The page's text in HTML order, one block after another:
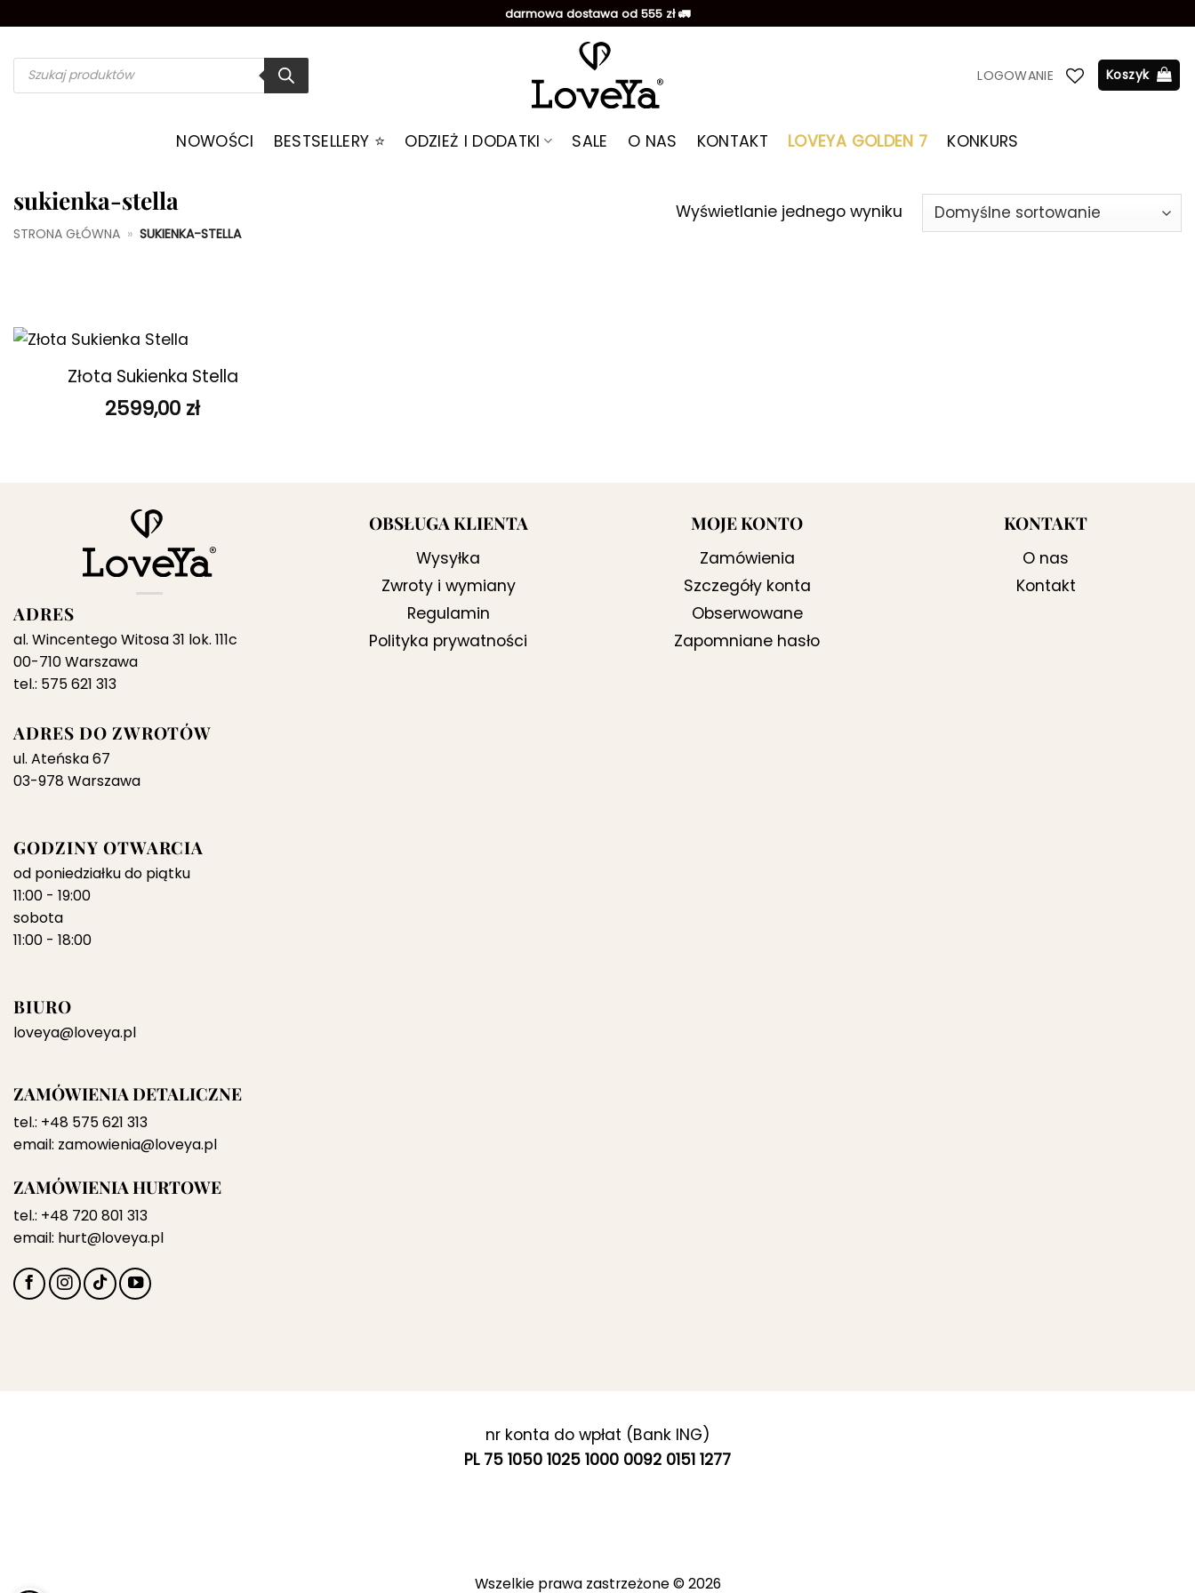
zawartości
darmowa dostawa od 555 zł 🚛
Wyszukiwarka
produktów LOGOWANIE Koszyk
NOWOŚCI BESTSELLERY ⭐️ ODZIEŻ I DODATKI SALE O NAS KONTAKT LOVEYA GOLDEN 7 KONKURS
sukienka-stella
STRONA GŁÓWNA » SUKIENKA-STELLA
Wyświetlanie jednego wyniku
Dodaj do
+
Złota Sukienka Stella
2599,00 zł
ADRES
al. Wincentego Witosa 31 lok. 111c
00-710 Warszawa
tel.: 575 621 313
ADRES DO ZWROTÓW
ul. Ateńska 67
03-978 Warszawa
GODZINY OTWARCIA
od poniedziałku do piątku
11:00 - 19:00
sobota
11:00 - 18:00
BIURO
loveya@loveya.pl
ZAMÓWIENIA DETALICZNE
tel.: +48 575 621 313
email: zamowienia@loveya.pl
ZAMÓWIENIA HURTOWE
tel.: +48 720 801 313
email: hurt@loveya.pl
OBSŁUGA KLIENTA
Wysyłka
Zwroty i wymiany
Regulamin
Polityka prywatności
MOJE KONTO
Zamówienia
Szczegóły konta
Obserwowane
Zapomniane hasło
KONTAKT
O nas
Kontakt
nr konta do wpłat (Bank ING)
PL 75 1050 1025 1000 0092 0151 1277
Wszelkie prawa zastrzeżone © 2026